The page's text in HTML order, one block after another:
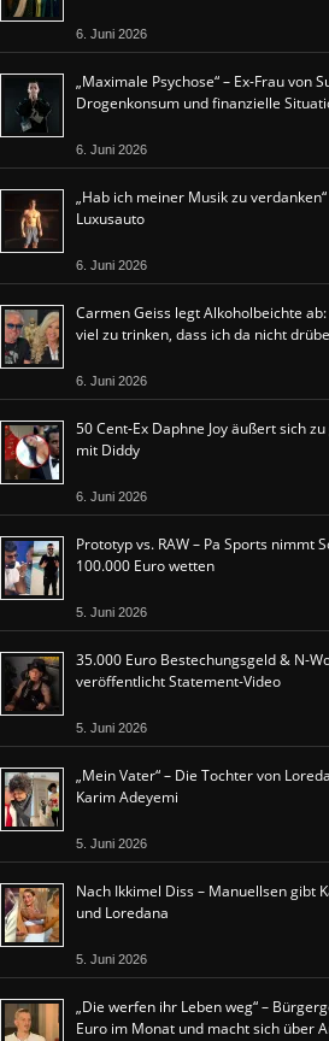
6. Juni 2026
„Maximale Psychose“ – Ex-Frau von
Drogenkonsum und finanzielle
6. Juni 2026
„Hab ich meiner Musik zu
Luxusauto
6. Juni 2026
Carmen Geiss legt Alkoholbeichte
viel zu trinken, dass ich da nicht
6. Juni 2026
50 Cent-Ex Daphne Joy äußert sich
mit Diddy
6. Juni 2026
Prototyp vs. RAW – Pa Sports nimmt
100.000 Euro wetten
5. Juni 2026
35.000 Euro Bestechungsgeld & N-
veröffentlicht Statement-Video
5. Juni 2026
„Mein Vater“ – Die Tochter von
Karim Adeyemi
5. Juni 2026
Nach Ikkimel Diss – Manuellsen gibt
und Loredana
5. Juni 2026
„Die werfen ihr Leben weg“ –
Euro im Monat und macht sich über